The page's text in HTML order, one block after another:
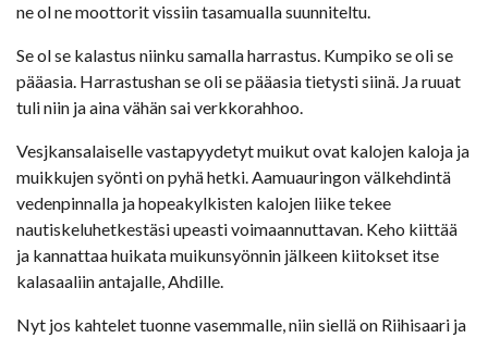
ne ol ne moottorit vissiin tasamualla suunniteltu.
Se ol se kalastus niinku samalla harrastus. Kumpiko se oli se
pääasia. Harrastushan se oli se pääasia tietysti siinä. Ja ruuat
tuli niin ja aina vähän sai verkkorahhoo.
Vesjkansalaiselle vastapyydetyt muikut ovat kalojen kaloja ja
muikkujen syönti on pyhä hetki. Aamuauringon välkehdintä
vedenpinnalla ja hopeakylkisten kalojen liike tekee
nautiskeluhetkestäsi upeasti voimaannuttavan. Keho kiittää
ja kannattaa huikata muikunsyönnin jälkeen kiitokset itse
kalasaaliin antajalle, Ahdille.
Nyt jos kahtelet tuonne vasemmalle, niin siellä on Riihisaari ja